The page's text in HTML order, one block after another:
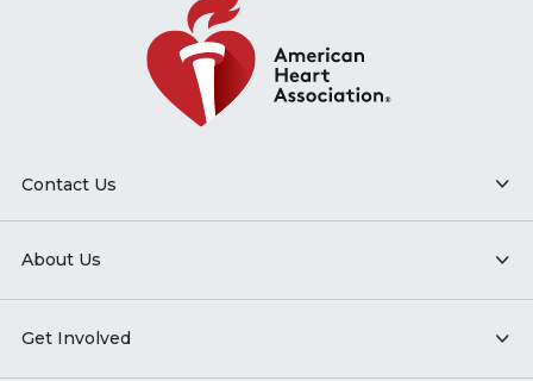
Contact Us
About Us
Get Involved